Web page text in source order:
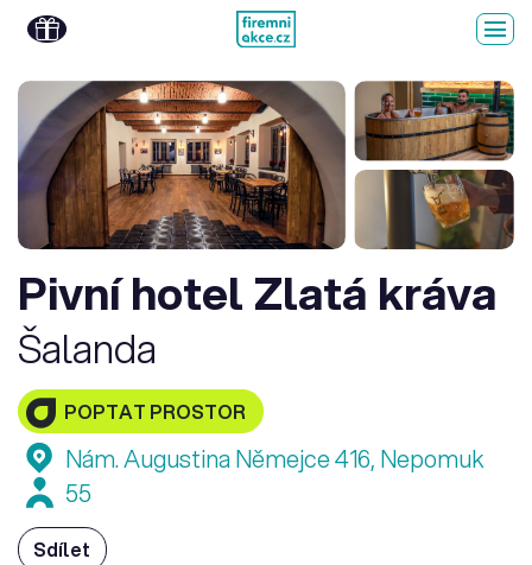
Pivní hotel Zlatá kráva
Šalanda
POPTAT PROSTOR
Nám. Augustina Němejce 416, Nepomuk
55
Sdílet